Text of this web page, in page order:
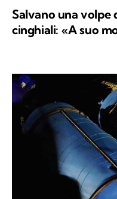
Salvano una volpe
cinghiali: «A suo